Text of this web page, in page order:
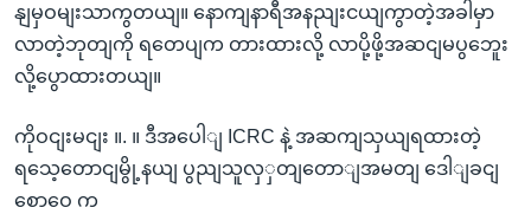
နျမှဝမျးသာကွတယျ။ နောကျနာရီအနညျးငယျကွာတဲ့အခါမှာ
လာတဲ့ဘုတျကို ရတေပျက တားထားလို့ လာပို့ဖို့အဆငျမပွဘေူး
လို့ပွောထားတယျ။
ကိုဝငျးမငျး ။. ။ ဒီအပေါျ ICRC နဲ့ အဆကျသှယျရထားတဲ့
ရသေ့တောငျမွို့နယျ ပွညျသူလှှတျတောျအမတျ ဒေါျခငျ
စောဝေ က